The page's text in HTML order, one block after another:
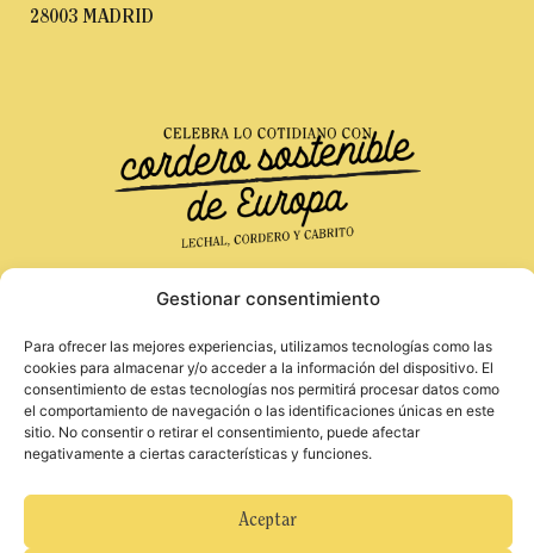
Gestionar consentimiento
Para ofrecer las mejores experiencias, utilizamos tecnologías como las
cookies para almacenar y/o acceder a la información del dispositivo. El
consentimiento de estas tecnologías nos permitirá procesar datos como
el comportamiento de navegación o las identificaciones únicas en este
sitio. No consentir o retirar el consentimiento, puede afectar
negativamente a ciertas características y funciones.
Aceptar
28003 MADRID
Financiado por la Unión Europea. Las opiniones
y puntos de vista expresados solo comprometen a
su(s) autor(es) y no reflejan necesariamente los
de la Unión Europea o de la Agencia Ejecutiva
Europea de Investigación (REA). Ni la Unión
Europea ni la autoridad otorgante pueden ser
Para obtener más información sobre hábitos
alimenticios equilibrados y saludables, consulte el
Aviso Legal
Política de Privacidad
Política de Cookies